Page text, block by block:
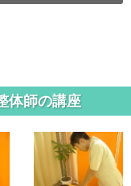
体師の講座